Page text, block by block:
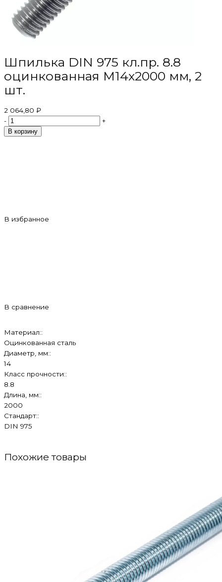
Шпилька DIN 975 кл.пр. 8.8
оцинкованная M14х2000 мм, 2
шт.
2 064,80 ₽
-
+
В корзину
В избранное
В сравнение
Материал::
Оцинкованная сталь
Диаметр, мм::
14
Класс прочности::
8.8
Длина, мм::
2000
Стандарт::
DIN 975
Похожие товары